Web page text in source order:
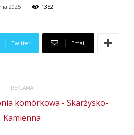
2025 1352
Twitter Email
REKLAMA